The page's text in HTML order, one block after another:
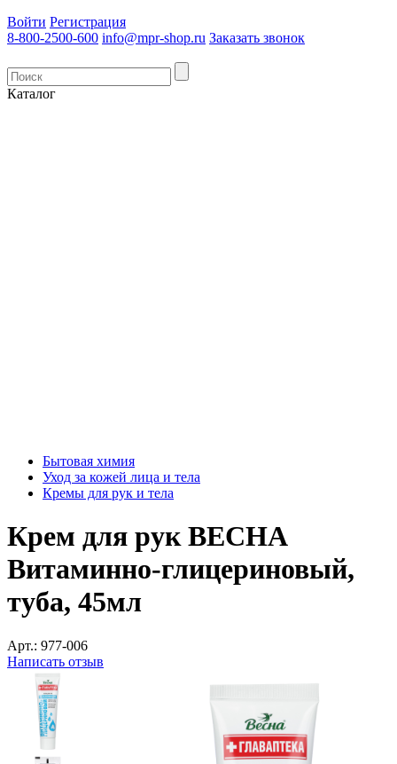
Войти Регистрация
8-800-2500-600 info@mpr-shop.ru Заказать звонок
Каталог
Бытовая химия
Уход за кожей лица и тела
Кремы для рук и тела
Крем для рук ВЕСНА
Витаминно-глицериновый,
туба, 45мл
Арт.: 977-006
Написать отзыв